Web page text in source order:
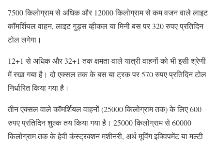
7500 किलोग्राम से अधिक और 12000 किलोग्राम से कम वजन वाले लाइट
कॉमर्शियल वाहन, लाइट गुड्स व्हीकल या मिनी बस पर 320 रुपए प्रतिदिन
टोल लगेगा।
12+1 से अधिक और 32+1 तक क्षमता वाले यात्री वाहनों को भी इसी श्रेणी
में रखा गया है। दो एक्सल तक के बस या ट्रक पर 570 रुपए प्रतिदिन टोल
निर्धारित किया गया है।
तीन एक्सल वाले कॉमर्शियल वाहनों (25000 किलोग्राम तक) के लिए 600
रुपए प्रतिदिन शुल्क तय किया गया है। 25000 किलोग्राम से 60000
किलोग्राम तक के हेवी कंस्ट्रक्शन मशीनरी, अर्थ मूविंग इक्विपमेंट या मल्टी